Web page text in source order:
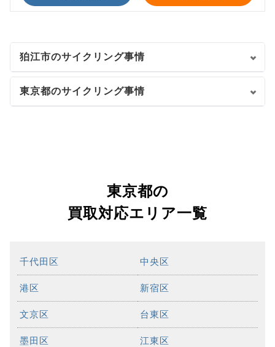
狛江市のサイクリング事情
東京都のサイクリング事情
東京都の
買取対応エリア一覧
千代田区 中央区
港区 新宿区
文京区 台東区
墨田区 江東区